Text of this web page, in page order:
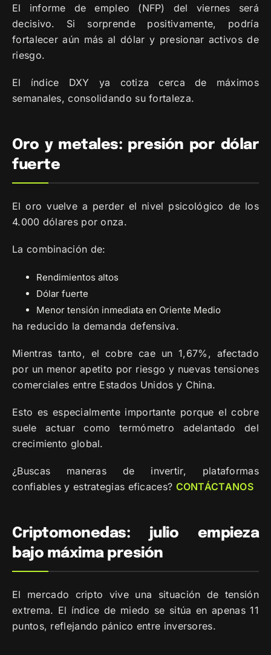
El informe de empleo (NFP) del viernes será
decisivo. Si sorprende positivamente, podría
fortalecer aún más al dólar y presionar activos de
riesgo.
El índice DXY ya cotiza cerca de máximos
semanales, consolidando su fortaleza.
Oro y metales: presión por dólar
fuerte
El oro vuelve a perder el nivel psicológico de los
4.000 dólares por onza.
La combinación de:
Rendimientos altos
Dólar fuerte
Menor tensión inmediata en Oriente Medio
ha reducido la demanda defensiva.
Mientras tanto, el cobre cae un 1,67%, afectado
por un menor apetito por riesgo y nuevas tensiones
comerciales entre Estados Unidos y China.
Esto es especialmente importante porque el cobre
suele actuar como termómetro adelantado del
crecimiento global.
¿Buscas maneras de invertir, plataformas
confiables y estrategias eficaces? CONTÁCTANOS
Criptomonedas: julio empieza
bajo máxima presión
El mercado cripto vive una situación de tensión
extrema. El índice de miedo se sitúa en apenas 11
puntos, reflejando pánico entre inversores.